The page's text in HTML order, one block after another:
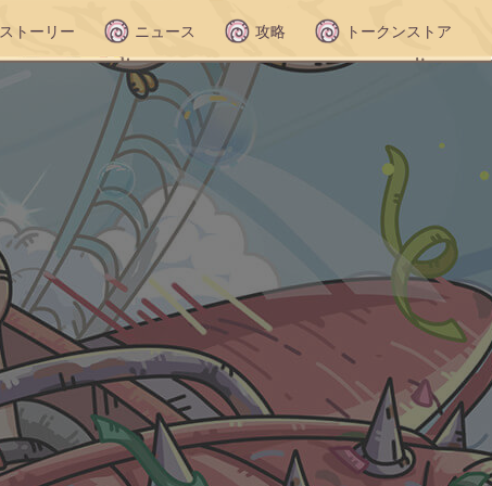
ストーリー ニュース 攻略 トークンストア